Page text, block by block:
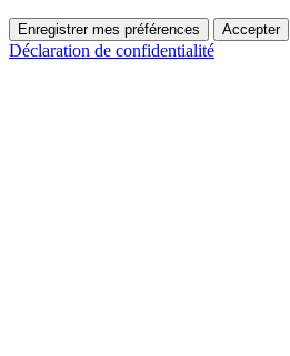
Enregistrer mes préférences Accepter
Déclaration de confidentialité